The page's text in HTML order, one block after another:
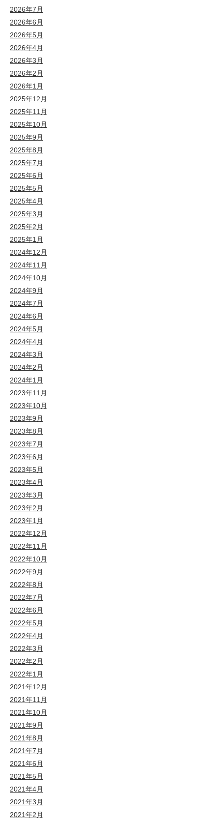
2026年7月
2026年6月
2026年5月
2026年4月
2026年3月
2026年2月
2026年1月
2025年12月
2025年11月
2025年10月
2025年9月
2025年8月
2025年7月
2025年6月
2025年5月
2025年4月
2025年3月
2025年2月
2025年1月
2024年12月
2024年11月
2024年10月
2024年9月
2024年7月
2024年6月
2024年5月
2024年4月
2024年3月
2024年2月
2024年1月
2023年11月
2023年10月
2023年9月
2023年8月
2023年7月
2023年6月
2023年5月
2023年4月
2023年3月
2023年2月
2023年1月
2022年12月
2022年11月
2022年10月
2022年9月
2022年8月
2022年7月
2022年6月
2022年5月
2022年4月
2022年3月
2022年2月
2022年1月
2021年12月
2021年11月
2021年10月
2021年9月
2021年8月
2021年7月
2021年6月
2021年5月
2021年4月
2021年3月
2021年2月